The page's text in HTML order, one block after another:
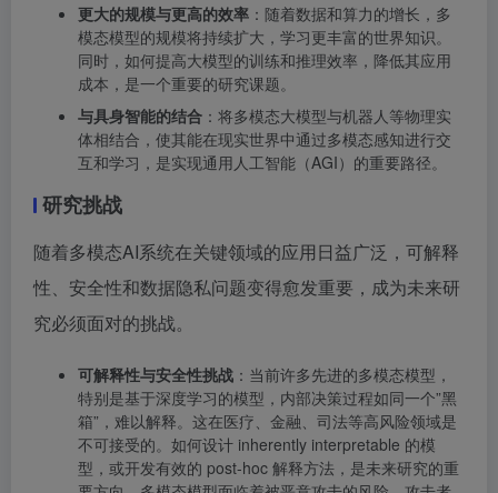
更大的规模与更高的效率 ：随着数据和算力的增长，多
模态模型的规模将持续扩大，学习更丰富的世界知识。
同时，如何提高大模型的训练和推理效率，降低其应用
成本，是一个重要的研究课题。
与具身智能的结合 ：将多模态大模型与机器人等物理实
体相结合，使其能在现实世界中通过多模态感知进行交
互和学习，是实现通用人工智能（AGI）的重要路径。
研究挑战
随着多模态AI系统在关键领域的应用日益广泛，可解释
性、安全性和数据隐私问题变得愈发重要，成为未来研
究必须面对的挑战。
可解释性与安全性挑战 ：当前许多先进的多模态模型，
特别是基于深度学习的模型，内部决策过程如同一个”黑
箱”，难以解释。这在医疗、金融、司法等高风险领域是
不可接受的。如何设计 inherently interpretable 的模
型，或开发有效的 post-hoc 解释方法，是未来研究的重